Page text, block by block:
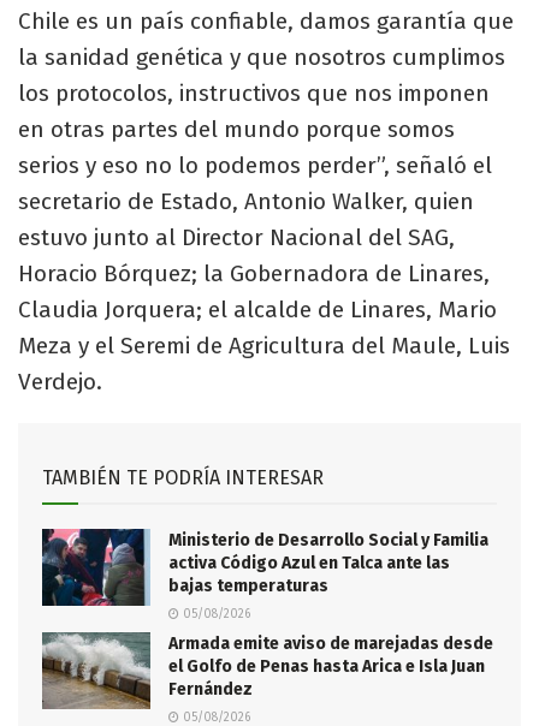
Chile es un país confiable, damos garantía que
la sanidad genética y que nosotros cumplimos
los protocolos, instructivos que nos imponen
en otras partes del mundo porque somos
serios y eso no lo podemos perder”, señaló el
secretario de Estado, Antonio Walker, quien
estuvo junto al Director Nacional del SAG,
Horacio Bórquez; la Gobernadora de Linares,
Claudia Jorquera; el alcalde de Linares, Mario
Meza y el Seremi de Agricultura del Maule, Luis
Verdejo.
TAMBIÉN TE PODRÍA INTERESAR
Ministerio de Desarrollo Social y Familia
activa Código Azul en Talca ante las
bajas temperaturas
05/08/2026
​Armada emite aviso de marejadas desde
el Golfo de Penas hasta Arica e Isla Juan
Fernández
05/08/2026